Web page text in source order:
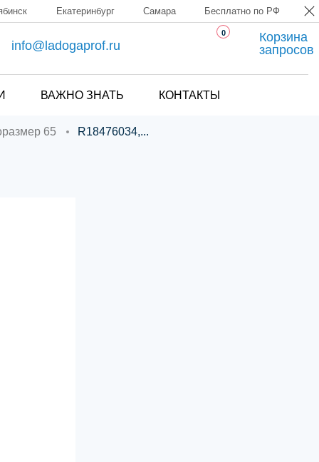
Екатеринбург Самара Бесплатно по РФ
info@ladogaprof.ru
0
Корзина
запросов
ВАЖНО ЗНАТЬ КОНТАКТЫ
65 R18476034,...